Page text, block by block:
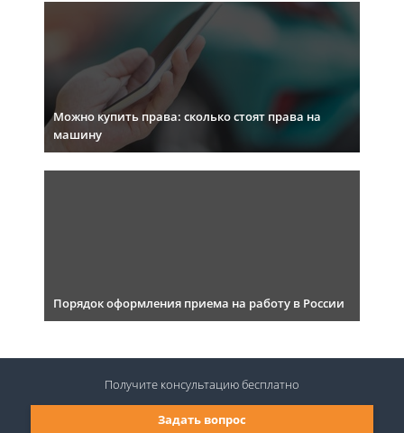
Можно купить права: сколько стоят права на
машину
Порядок оформления приема на работу в России
Задать вопрос
Получите консультациюбесплатно